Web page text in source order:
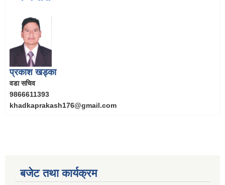
प्रकाश खड्का
वडा सचिव
9866611393
khadkaprakash176@gmail.com
बजेट तथा कार्यक्रम